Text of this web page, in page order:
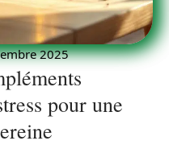
2025
pour une